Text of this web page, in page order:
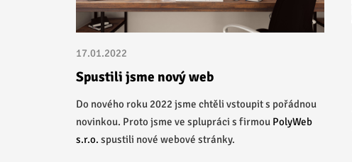
17.01.2022
Spustili jsme nový web
Do nového roku 2022 jsme chtěli vstoupit s pořádnou
novinkou. Proto jsme ve splupráci s firmou PolyWeb
s.r.o. spustili nové webové stránky.